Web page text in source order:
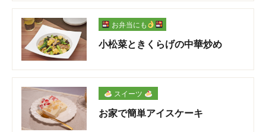
お弁当にも
小松菜ときくらげの中華炒め
スイーツ
お家で簡単アイスケーキ